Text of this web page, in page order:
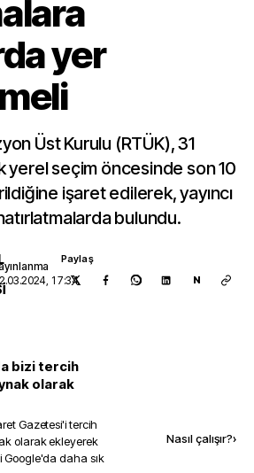
yer
Üst Kurulu (RTÜK), 31
yerel seçim öncesinde son 10
işaret edilerek, yayıncı
bulundu.
17:34
Paylaş
N
bizi tercih
olarak
Gazetesi'i tercih
olarak ekleyerek
Google'da daha sık
Nasıl çalışır?›